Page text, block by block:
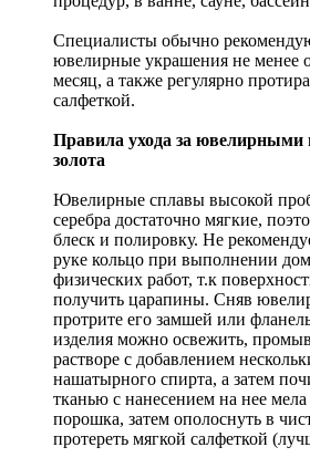
Специалисты обычно
ювелирные украшения не менее
месяц, а также регулярно
салфеткой.
Правила ухода за ювелирными
золота
Ювелирные сплавы высокой
серебра достаточно мягкие,
блеск и полировку. Не
руке кольцо при выполнении
физических работ, т.к
получить царапины. Сняв
протрите его замшей или
изделия можно освежить,
растворе с добавлением
нашатырного спирта, а затем
тканью с нанесением на нее
порошка, затем ополоснуть в
протереть мягкой салфеткой